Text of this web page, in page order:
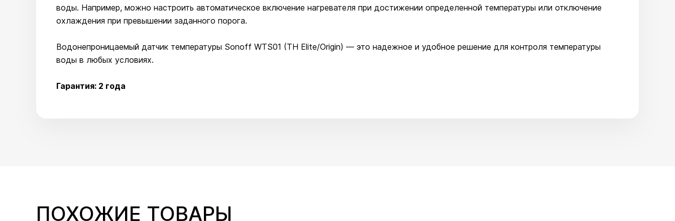
воды. Например, можно настроить автоматическое включение нагревателя при достижении определенной температуры или отключение
охлаждения при превышении заданного порога.
Водонепроницаемый датчик температуры Sonoff WTS01 (TH Elite/Origin) — это надежное и удобное решение для контроля температуры
воды в любых условиях.
Гарантия: 2 года
ПОХОЖИЕ ТОВАРЫ